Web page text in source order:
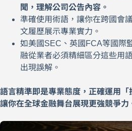
聞，理解公司公告內容。
準確使用術語，讓你在跨國會
文履歷展示專業實力。
如美國SEC、英國FCA等國際
融從業者必須精細區分這些用
出現誤解。
語言精準即是專業態度，正確運用「
讓你在全球金融舞台展現更強競爭力